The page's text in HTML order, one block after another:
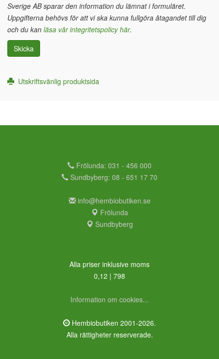
Sverige AB sparar den information du lämnat i formuläret.
Uppgifterna behövs för att vi ska kunna fullgöra åtagandet till dig
och du kan läsa vår integritetspolicy här.
Skicka
Utskriftsvänlig produktsida
Frölunda: 031 - 456 000
Sundbyberg: 08 - 651 17 70
info@hembiobutiken.se
Frölunda
Sundbyberg
Alla priser inklusive moms
0,12 | 798
Information om cookies...
Hembiobutiken 2001-2026.
Alla rättigheter reserverade.